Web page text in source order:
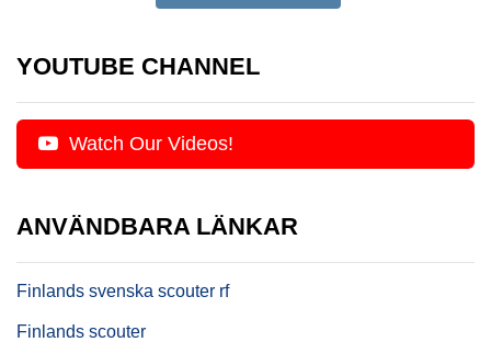
YOUTUBE CHANNEL
Watch Our Videos!
ANVÄNDBARA LÄNKAR
Finlands svenska scouter rf
Finlands scouter